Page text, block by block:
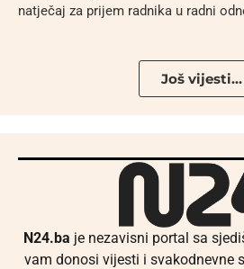
natječaj za prijem radnika u radni
Još vijesti...
N24.ba je nezavisni portal sa
vam donosi vijesti i svakodnevne